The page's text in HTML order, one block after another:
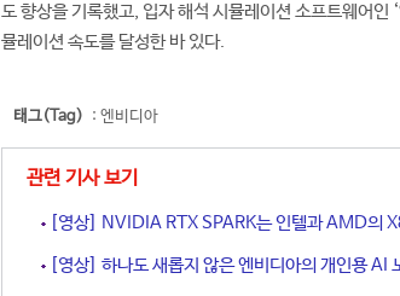
도 향상을 기록했고, 입자 해석 시뮬레이션 소프트웨어
뮬레이션 속도를 달성한 바 있다.
태그(Tag) : 엔비디아
관련 기사 보기
[영상] NVIDIA RTX SPARK는 인텔과 AMD의
[영상] 하나도 새롭지 않은 엔비디아의 개인용 AI